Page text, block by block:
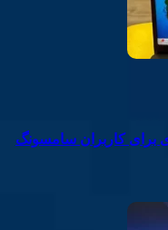
برای کاربران سامسونگ